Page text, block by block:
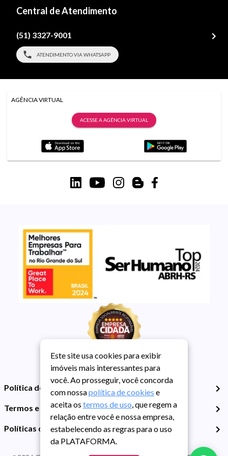
Central de Atendimento
(51) 3327-9001
ATENDIMENTO VIA WHATSAPP
AGÊNCIA VIRTUAL
ACESSE A AGÊNCIA VIRTUAL
Política de Privacidade
Termos e Condições de Uso
Políticas de Cookies
Este site usa cookies para exibir
imóveis mais interessantes para
você. Ao prosseguir, você concorda
com nossapolítica de cookies e
aceita os termos de uso, que regem a
relação entre você e nossa empresa,
estabelecendo as regras para o uso
da PLATAFORMA.